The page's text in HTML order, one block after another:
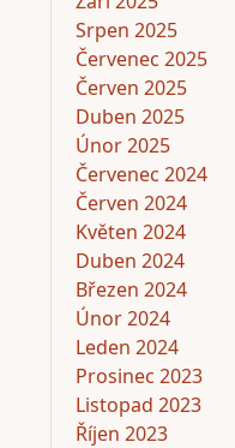
Srpen 2025
Červenec 2025
Červen 2025
Duben 2025
Únor 2025
Červenec 2024
Červen 2024
Květen 2024
Duben 2024
Březen 2024
Únor 2024
Leden 2024
Prosinec 2023
Listopad 2023
Říjen 2023